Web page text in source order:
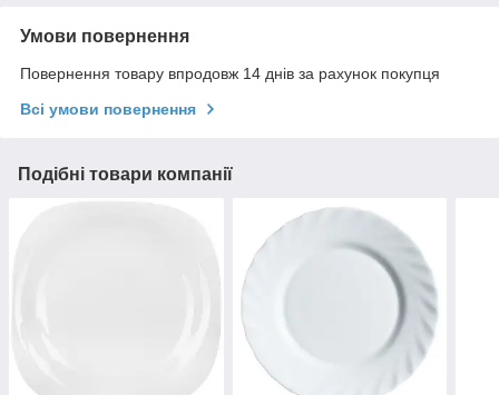
Умови повернення
Повернення товару впродовж 14 днів за рахунок покупця
Всі умови повернення
Подібні товари компанії